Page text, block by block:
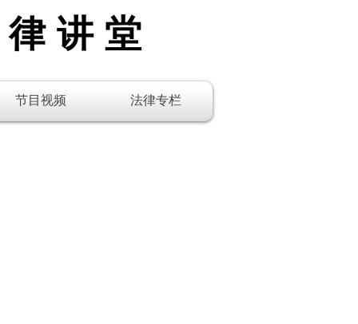
讲堂
节目视频 法律专栏